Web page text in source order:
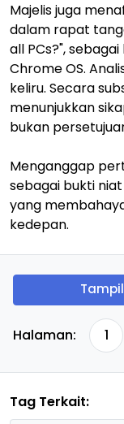
Majelis juga
dalam rapat
all PCs?",
Chrome OS.
keliru. Secara
menunjukkan
bukan
Menganggap
sebagai bukti
yang
kedepan.
Halaman: 1
Tag Terkait: